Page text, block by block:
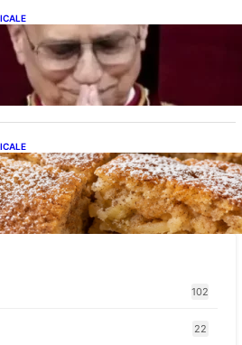
Revoluționare: Originile Papei
lea și Legăturile Sale Cu Cuba
post cu mere și scorțișoară: O
Dulce pentru Postul Adormirii
102
22